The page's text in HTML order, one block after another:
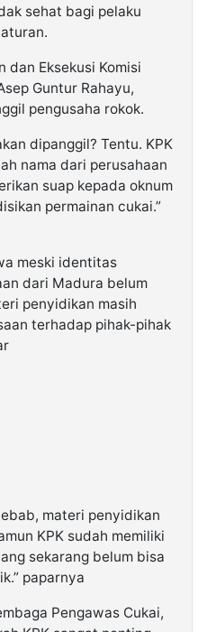
sehat bagi pelaku
dan Eksekusi Komisi
Guntur Rahayu,
pengusaha rokok.
dipanggil? Tentu. KPK
nama dari perusahaan
suap kepada oknum
permainan cukai.”
meski identitas
dari Madura belum
penyidikan masih
terhadap pihak-pihak
materi penyidikan
KPK sudah memiliki
sekarang belum bisa
paparnya
Pengawas Cukai,